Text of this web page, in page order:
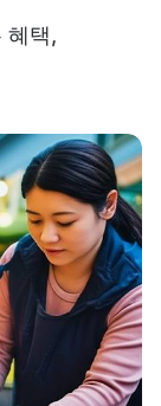
혜택,